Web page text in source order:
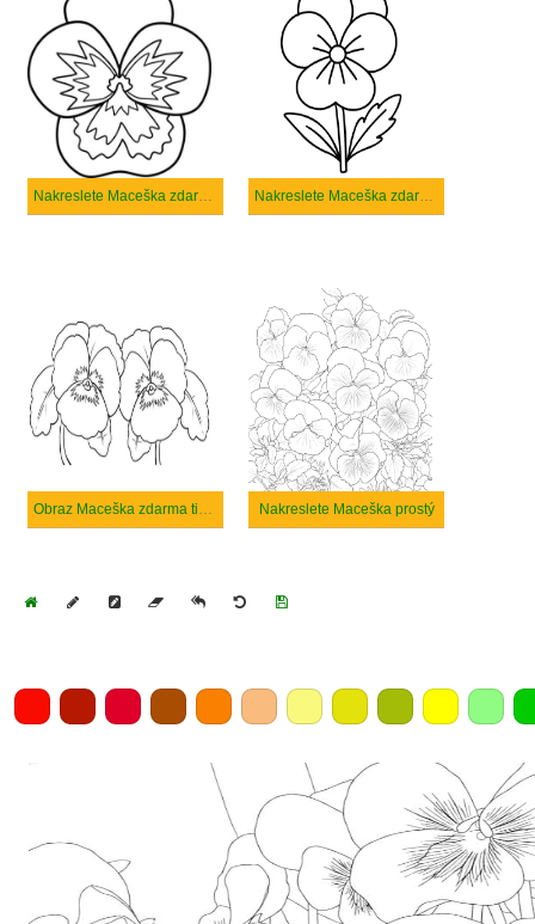
Nakreslete Maceška zdarma snadný Nakreslete Maceška zdarma základní
Obraz Maceška zdarma tisknutelné Nakreslete Maceška prostý